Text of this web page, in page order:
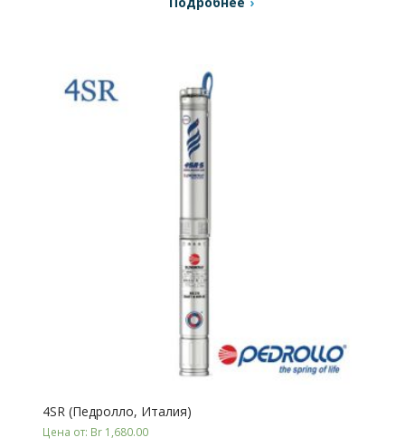
4SR (Педролло, Италия)
Цена от: Br 1,680.00